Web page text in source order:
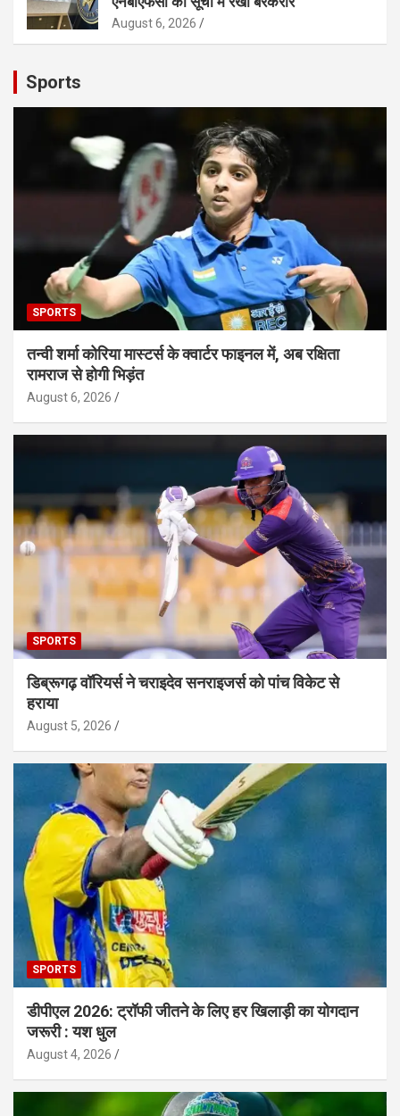
August 6, 2026
Sports
SPORTS
तन्वी शर्मा कोरिया मास्टर्स के क्वार्टर फाइनल में, अब रक्षिता
रामराज से होगी भिड़ंत
August 6, 2026
SPORTS
डिब्रूगढ़ वॉरियर्स ने चराइदेव सनराइजर्स को पांच विकेट से
हराया
August 5, 2026
SPORTS
डीपीएल 2026: ट्रॉफी जीतने के लिए हर खिलाड़ी का योगदान
जरूरी : यश धुल
August 4, 2026